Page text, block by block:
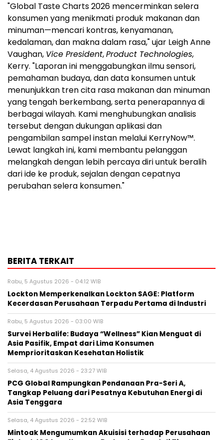
"Global Taste Charts 2026 mencerminkan selera
konsumen yang menikmati produk makanan dan
minuman—mencari kontras, kenyamanan,
kedalaman, dan makna dalam rasa," ujar Leigh Anne
Vaughan, Vice President,Product Technologies,
Kerry. "Laporan ini menggabungkan ilmu sensori,
pemahaman budaya, dan data konsumen untuk
menunjukkan tren cita rasa makanan dan minuman
yang tengah berkembang, serta penerapannya di
berbagai wilayah. Kami menghubungkan analisis
tersebut dengan dukungan aplikasi dan
pengambilan sampel instan melalui KerryNow™.
Lewat langkah ini, kami membantu pelanggan
melangkah dengan lebih percaya diri untuk beralih
dari ide ke produk, sejalan dengan cepatnya
perubahan selera konsumen."
BERITA TERKAIT
Rabu, 5 Agustus 2026 - 04:12 WIB
Lockton Memperkenalkan Lockton SAGE: Platform
Kecerdasan Perusahaan Terpadu Pertama di Industri
Rabu, 5 Agustus 2026 - 03:00 WIB
Survei Herbalife: Budaya “Wellness” Kian Menguat di
Asia Pasifik, Empat dari Lima Konsumen
Memprioritaskan Kesehatan Holistik
Selasa, 4 Agustus 2026 - 23:27 WIB
PCG Global Rampungkan Pendanaan Pra-Seri A,
Tangkap Peluang dari Pesatnya Kebutuhan Energi di
Asia Tenggara
Selasa, 4 Agustus 2026 - 22:52 WIB
Mintoak Mengumumkan Akuisisi terhadap Perusahaan